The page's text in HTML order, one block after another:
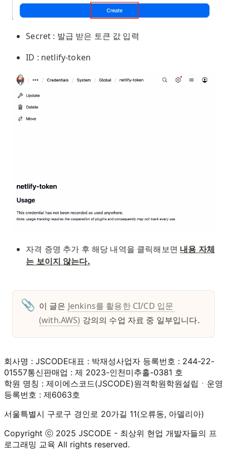
Secret : 발급 받은 토큰 값 입력
ID : netlify-token
자격 증명 추가 후 해당 내역을 클릭해보면 내용 자체
는 보이지 않는다.
📎 이 글은 Jenkins를 활용한 CI/CD 입문
(with.AWS) 강의의 수업 자료 중 일부입니다.
회사명 : JSCODE대표 : 박재성사업자 등록번호 : 244-22-
01557통신판매업 : 제 2023-인천미추홀-0381 호
학원 명칭 : 제이에스코드(JSCODE)원격학원학원설립ㆍ운영
등록번호 : 제6063호
서울특별시 구로구 경인로 20가길 11(오류동, 아델리아)
Copyright ⓒ 2025 JSCODE - 최상위 현업 개발자들의 프
로그래밍 교육 All rights reserved.